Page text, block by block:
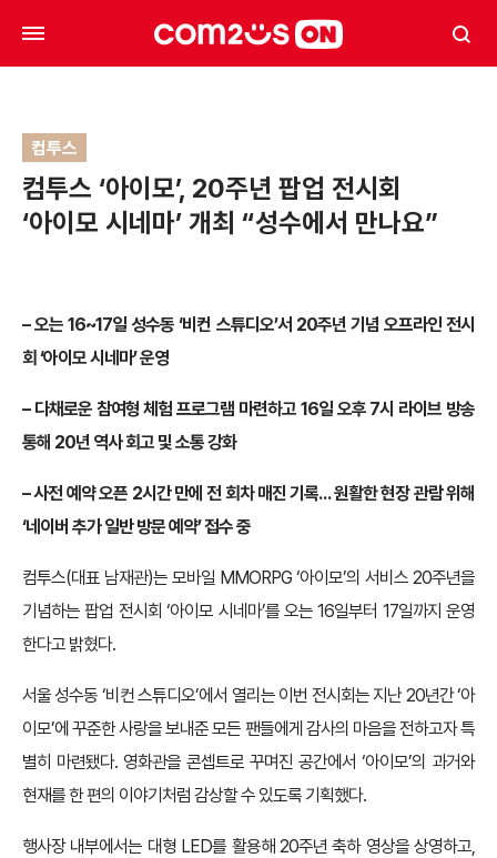
컴투스
컴투스 ‘아이모’, 20주년 팝업 전시회
‘아이모 시네마’ 개최 “성수에서 만나요”
– 오는 16~17일 성수동 ‘비컨 스튜디오’서 20주년 기념 오프라인 전시
회 ‘아이모 시네마’ 운영
– 다채로운 참여형 체험 프로그램 마련하고 16일 오후 7시 라이브 방송
통해 20년 역사 회고 및 소통 강화
– 사전 예약 오픈 2시간 만에 전 회차 매진 기록… 원활한 현장 관람 위해
‘네이버 추가 일반 방문 예약’ 접수 중
컴투스(대표 남재관)는 모바일 MMORPG ‘아이모’의 서비스 20주년을
기념하는 팝업 전시회 ‘아이모 시네마’를 오는 16일부터 17일까지 운영
한다고 밝혔다.
서울 성수동 ‘비컨 스튜디오’에서 열리는 이번 전시회는 지난 20년간 ‘아
이모’에 꾸준한 사랑을 보내준 모든 팬들에게 감사의 마음을 전하고자 특
별히 마련됐다. 영화관을 콘셉트로 꾸며진 공간에서 ‘아이모’의 과거와
현재를 한 편의 이야기처럼 감상할 수 있도록 기획했다.
행사장 내부에서는 대형 LED를 활용해 20주년 축하 영상을 상영하고,